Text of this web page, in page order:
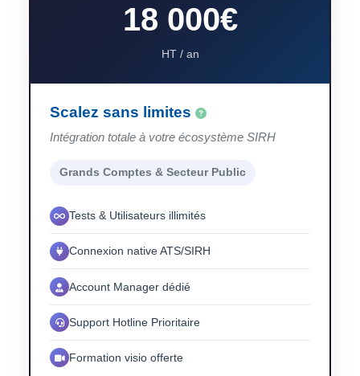
18 000€
HT / an
Scalez sans limites
Intégration totale à votre écosystème SIRH
Grands Comptes & Secteur Public
Tests & Utilisateurs illimités
Connexion native ATS/SIRH
Account Manager dédié
Support Hotline Prioritaire
Formation visio offerte